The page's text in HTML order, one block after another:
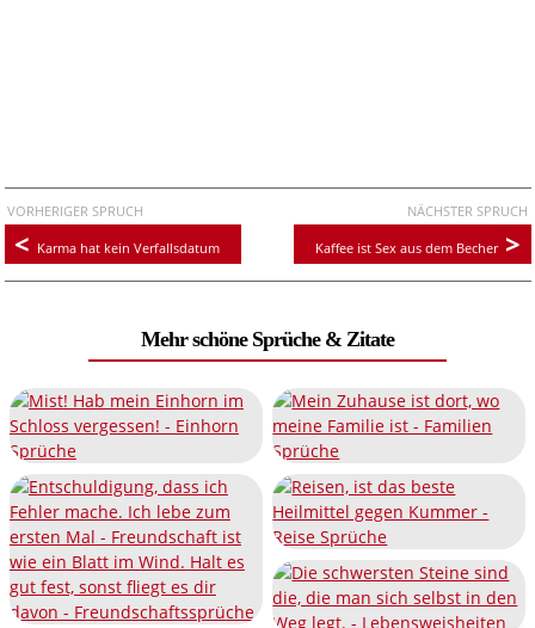
VORHERIGER SPRUCH
Karma hat kein Verfallsdatum
NÄCHSTER SPRUCH
Kaffee ist Sex aus dem Becher
Mehr schöne Sprüche & Zitate